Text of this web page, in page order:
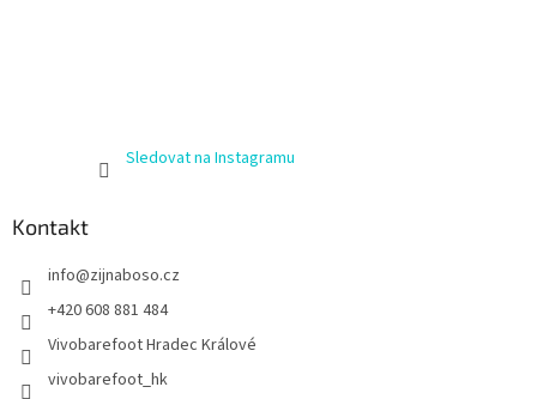
Sledovat na Instagramu
Kontakt
info@zijnaboso.cz
+420 608 881 484
Vivobarefoot Hradec Králové
vivobarefoot_hk